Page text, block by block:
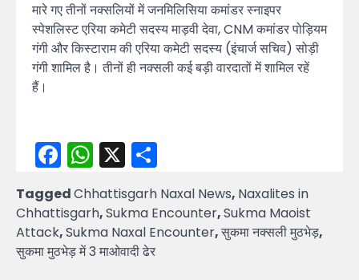
मारे गए तीनों नक्सलियों में जनमिलिसिया कमांडर स्नाइपर
स्पेशलिस्ट एरिया कमेटी सदस्य माड़वी देवा, CNM कमांडर पोड़ियम
गंगी और किस्टाराम की एरिया कमेटी सदस्य (इंचार्ज सचिव) सोड़ी
गंगी शामिल है। तीनों ही नक्सली कई बड़ी वारदातों में शामिल रहें
हैं।
Facebook
WhatsApp
X
TaggedChhattisgarh Naxal News, Naxalites in
Chhattisgarh,Sukma Encounter,Sukma Maoist
Attack,Sukma Naxal Encounter,सुकमा नक्सली मुठभेड़,
सुकमा मुठभेड़ में 3 माओवादी ढेर